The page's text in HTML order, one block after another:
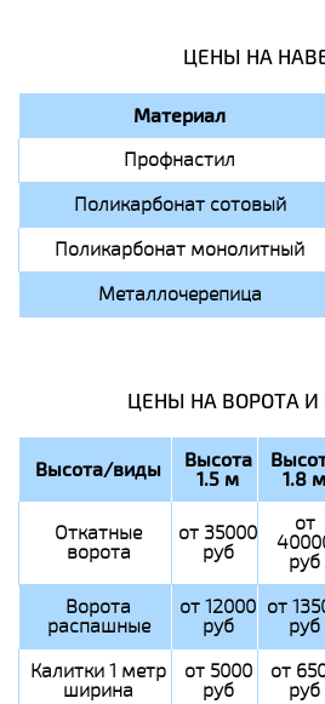
ЦЕНЫ НА
Материал
Профнастил
Поликарбонат сотовый
Поликарбонат монолитный
Металлочерепица
ЦЕНЫ НА ВОРОТА И
Высота/виды Высота
1.5 м 1.8 м
Откатные
ворота
от 35000
руб
от
руб
Ворота
распашные
от 12000
руб
от
руб
Калитки 1 метр
ширина
от 5000
руб
от
руб